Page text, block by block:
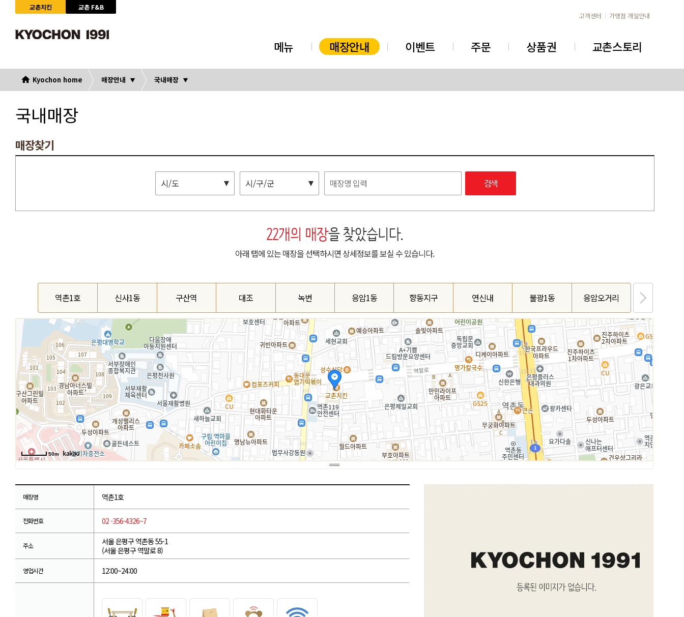
교촌치킨
교촌 F&B
고객센터
가맹점 개설안내
메뉴 매장안내 이벤트 주문 상품권 교촌스토리
Kyochon home 매장안내 국내매장
국내매장
매장찾기
시/도 시/구/군 검색
22개의 매장을 찾았습니다.
아래 탭에 있는 매장을 선택하시면 상세정보를 보실 수 있습니다.
역촌1호 신사1동 구산역 대조 녹번 응암1동 향동지구 연신내 불광1동 응암오거리 증산(서울)
50m
매장명 역촌1호
전화번호 02 -356-4326~7
주소
서울 은평구 역촌동 55-1
(서울 은평구 역말로 8)
영업시간 12:00~24:00